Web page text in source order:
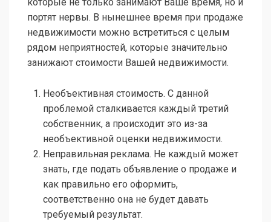
портят нервы. В нынешнее время при продаже
недвижимости можно встретиться с целым
рядом неприятностей, которые значительно
занижают стоимости Вашей недвижимости.
Необъективная стоимость. С данной
проблемой сталкивается каждый третий
собственник, а происходит это из-за
необъективной оценки недвижимости.
Неправильная реклама. Не каждый может
знать, где подать объявление о продаже и
как правильно его оформить,
соответственно она не будет давать
требуемый результат.